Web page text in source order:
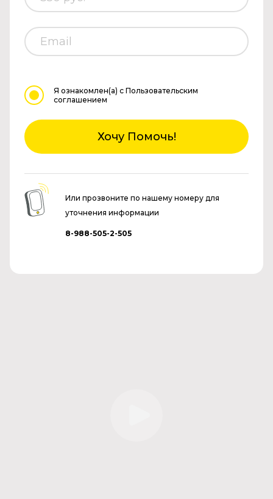
Я ознакомлен(а) с Пользовательским
соглашением
Хочу Помочь!
Или прозвоните по нашему номеру для
уточнения информации
8-988-505-2-505